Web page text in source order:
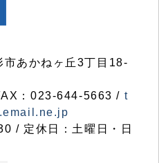
あかねヶ丘3丁目18-
：023-644-5663 / t
/ 定休日：土曜日・日